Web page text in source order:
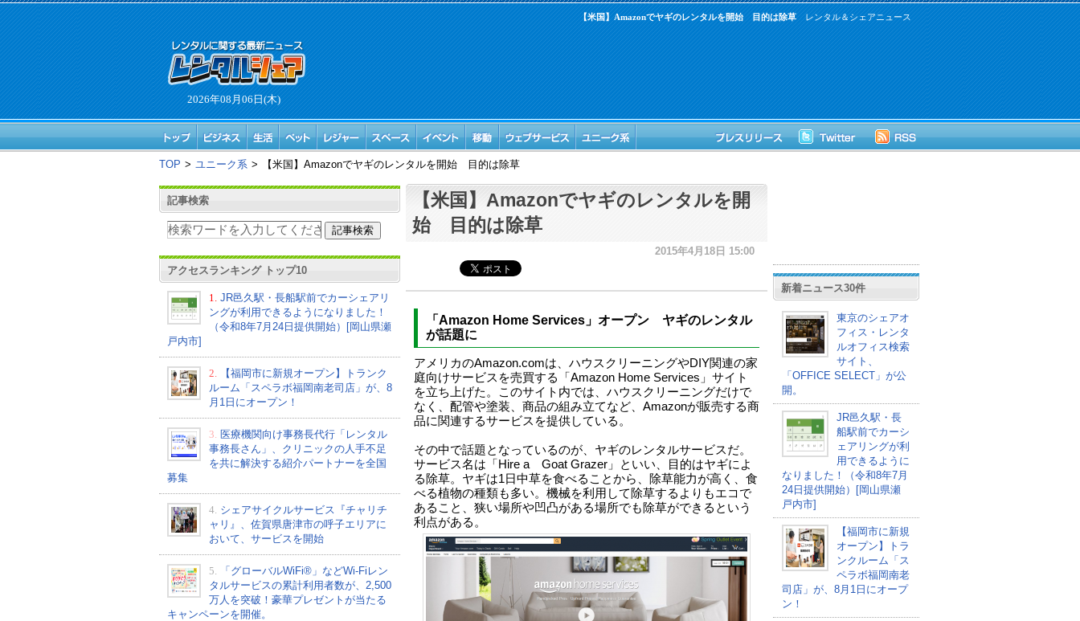
2026年08月06日(木)
レンタル＆シェアニュース
【米国】Amazonでヤギのレンタルを開始 目的は除草
TOP > ユニーク系 > 【米国】Amazonでヤギのレンタルを開始 目的は除草
記事検索
アクセスランキング トップ10
1.
JR邑久駅・長船駅前でカーシェアリ
ングが利用できるようになりました！
（令和8年7月24日提供開始）[岡山県瀬
戸内市]
2.
【福岡市に新規オープン】トランク
ルーム「スペラボ福岡南老司店」が、8
月1日にオープン！
3. 医療機関向け事務長代行「レンタル
事務長さん」、クリニックの人手不足
を共に解決する紹介パートナーを全国
募集
4. シェアサイクルサービス『チャリチ
ャリ』、佐賀県唐津市の呼子エリアに
おいて、サービスを開始
5.
「グローバルWiFi®」などWi-Fiレン
タルサービスの累計利用者数が、2,500
万人を突破！豪華プレゼントが当たる
キャンペーンを開催。
【米国】Amazonでヤギのレンタルを開
始 目的は除草
2015年4月18日 15:00
「Amazon Home Services」オープン ヤギのレンタル
が話題に
アメリカのAmazon.comは、ハウスクリーニングやDIY関連の家
庭向けサービスを売買する「Amazon Home Services」サイト
を立ち上げた。このサイト内では、ハウスクリーニングだけで
なく、配管や塗装、商品の組み立てなど、Amazonが販売する商
品に関連するサービスを提供している。
その中で話題となっているのが、ヤギのレンタルサービスだ。
サービス名は「Hire a Goat Grazer」といい、目的はヤギによ
る除草。ヤギは1日中草を食べることから、除草能力が高く、食
べる植物の種類も多い。機械を利用して除草するよりもエコで
あること、狭い場所や凹凸がある場所でも除草ができるという
利点がある。
新着ニュース30件
東京のシェアオ
フィス・レンタ
ルオフィス検索
サイト、
「OFFICE SELECT」が公
開。
JR邑久駅・長
船駅前でカーシ
ェアリングが利
用できるように
なりました！（令和8年7月
24日提供開始）[岡山県瀬
戸内市]
【福岡市に新規
オープン】トラ
ンクルーム「ス
ペラボ福岡南老
司店」が、8月1日にオープ
ン！